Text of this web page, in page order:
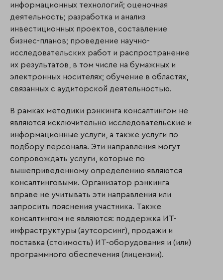
информационных технологий; оценочная
деятельность; разработка и анализ
инвестиционных проектов, составление
бизнес-планов; проведение научно-
исследовательских работ и распространение
их результатов, в том числе на бумажных и
электронных носителях; обучение в областях,
связанных с аудиторской деятельностью.
В рамках методики рэнкинга консалтингом не
являются исключительно исследовательские и
информационные услуги, а также услуги по
подбору персонала. Эти направления могут
сопровождать услуги, которые по
вышеприведенному определению являются
консалтинговыми. Организатор рэнкинга
вправе не учитывать эти направления или
запросить пояснения участника. Также
консалтингом не являются: поддержка ИТ-
инфраструктуры (аутсорсинг), продажи и
поставка (стоимость) ИТ-оборудования и (или)
программного обеспечения (лицензии).